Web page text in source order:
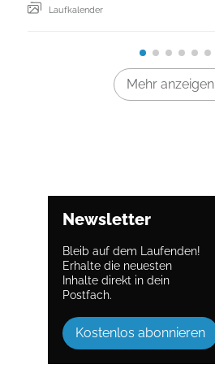
Laufkalender
Mehr anzeigen
Newsletter
Bleib auf dem Laufenden!
Erhalte die neuesten
Inhalte direkt in dein
Postfach.
Kostenlos abonnieren